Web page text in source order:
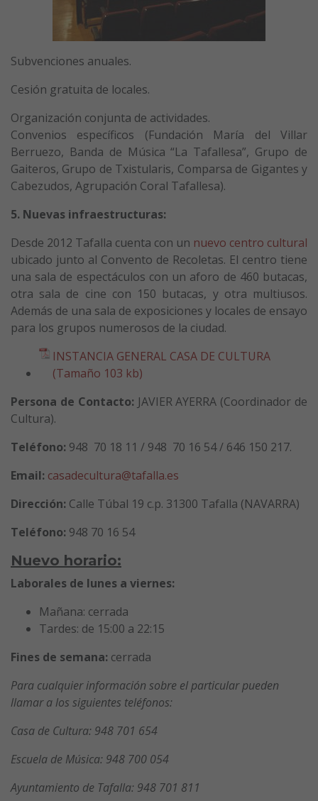
Subvenciones anuales.
Cesión gratuita de locales.
Organización conjunta de actividades.
Convenios específicos (Fundación María del Villar
Berruezo, Banda de Música “La Tafallesa”, Grupo de
Gaiteros, Grupo de Txistularis, Comparsa de Gigantes y
Cabezudos, Agrupación Coral Tafallesa).
5. Nuevas infraestructuras:
Desde 2012 Tafalla cuenta con un nuevo centro cultural
ubicado junto al Convento de Recoletas. El centro tiene
una sala de espectáculos con un aforo de 460 butacas,
otra sala de cine con 150 butacas, y otra multiusos.
Además de una sala de exposiciones y locales de ensayo
para los grupos numerosos de la ciudad.
INSTANCIA GENERAL CASA DE CULTURA
(Tamaño 103 kb)
Persona de Contacto: JAVIER AYERRA (Coordinador de
Cultura).
Teléfono: 948 70 18 11 / 948 70 16 54 / 646 150 217.
Email: casadecultura@tafalla.es
Dirección: Calle Túbal 19 c.p. 31300 Tafalla (NAVARRA)
Teléfono: 948 70 16 54
Nuevo horario:
Laborales de lunes a viernes:
Mañana: cerrada
Tardes: de 15:00 a 22:15
Fines de semana: cerrada
Para cualquier información sobre el particular pueden
llamar a los siguientes teléfonos:
Casa de Cultura: 948 701 654
Escuela de Música: 948 700 054
Ayuntamiento de Tafalla: 948 701 811